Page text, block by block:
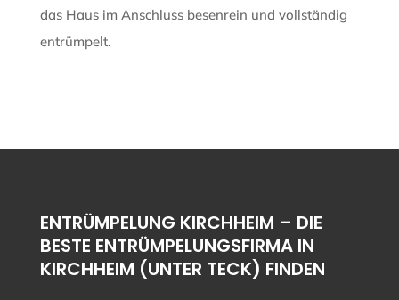
das Haus im Anschluss besenrein und vollständig
entrümpelt.
ENTRÜMPELUNG KIRCHHEIM – DIE
BESTE ENTRÜMPELUNGSFIRMA IN
KIRCHHEIM (UNTER TECK) FINDEN